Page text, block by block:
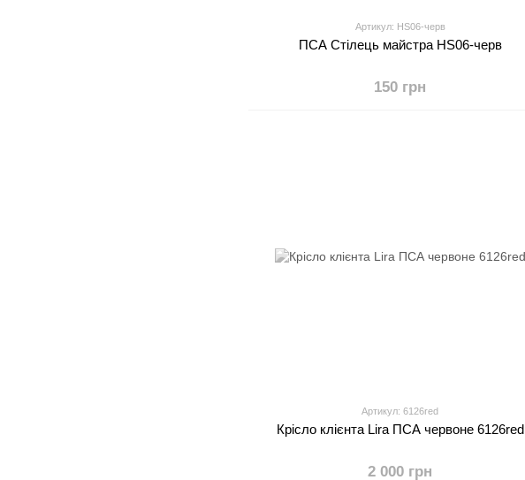
Артикул: HS06-черв
ПСА Стілець майстра HS06-черв
150 грн
Артикул: 6126red
Крісло клієнта Lira ПСА червоне 6126red
2 000 грн